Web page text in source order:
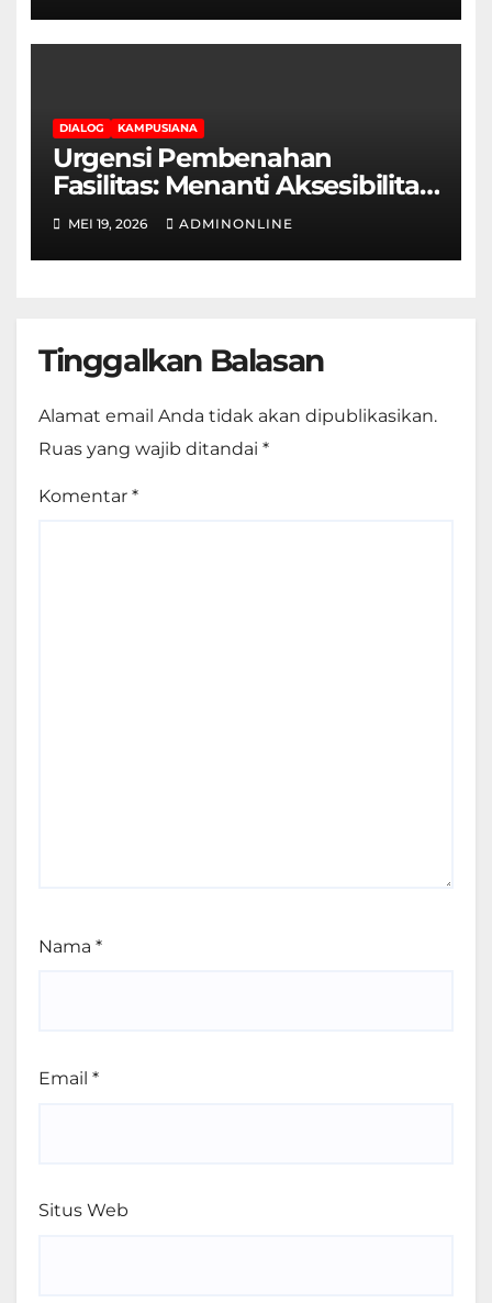
DIALOG KAMPUSIANA
Urgensi Pembenahan
Fasilitas: Menanti Aksesibilitas
Ramah Disabilitas di Gedung
Fakultas Teknik
MEI 19, 2026 ADMINONLINE
Tinggalkan Balasan
Alamat email Anda tidak akan dipublikasikan.
Ruas yang wajib ditandai *
Komentar *
Nama *
Email *
Situs Web